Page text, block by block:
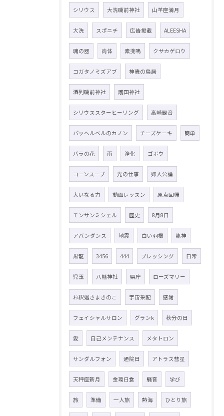
シリウス 大洗磯前神社 山羊座満月
大洗 スポニチ 広告掲載 ALEESHA
魂の器 肉体 素戔嗚 クサカゲロウ
コガタノミズアブ 神磯の鳥居
酒列磯前神社 護国神社
シリウススターヒーリング 高崎観音
パッヘルベルのカノン チーズケーキ 簡単
バラの花 雨 浄化 ゴボウ
コーンスープ 光の仕事 婦人公論
大いなる力 動画レッスン 原点回帰
モンサンミシェル 歴史 8月8日
アバンダンス 地震 白い羽根 龍神
黒龍 3456 444 ブレッシング 日常
児玉 八幡神社 県庁 ローズマリー
お釈迦さまきのこ 宇宙采配 感謝
フェイシャルサロン グランk 秋分の日
愛 自己メンテナンス メタトロン
サンダルフォン 通院日 アトラス彗星
天秤座新月 金環日食 騒音 学び
旅 準備 一人旅 熱海 ひとり旅